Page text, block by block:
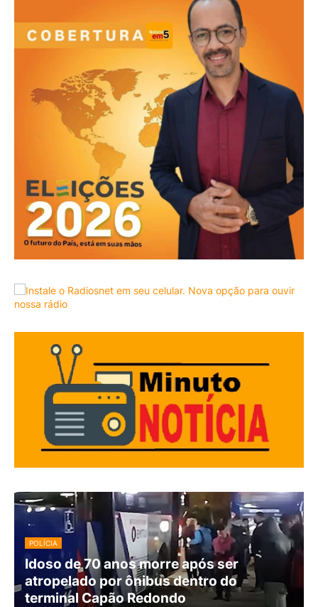
POLÍCIA
Idoso de 70 anos morre após ser
atropelado por ônibus dentro do
terminal Capão Redondo